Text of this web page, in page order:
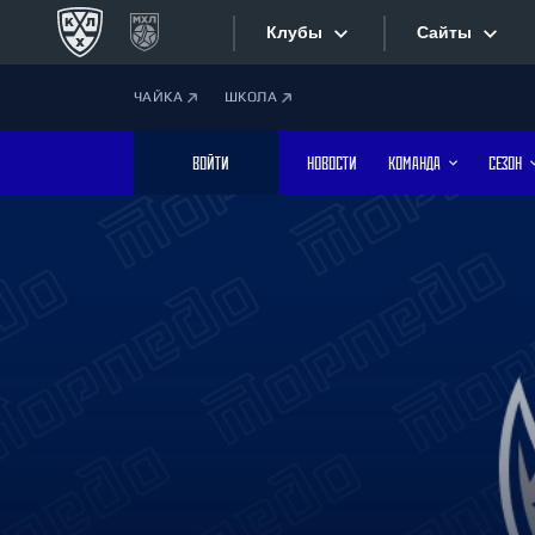
Клубы
Дивизион Боброва
Лада
Сайты
Текстовые
Фотобанк
ЧАЙКА ШКОЛА
ВОЙТИ НОВОСТИ КОМАНДА СЕЗОН